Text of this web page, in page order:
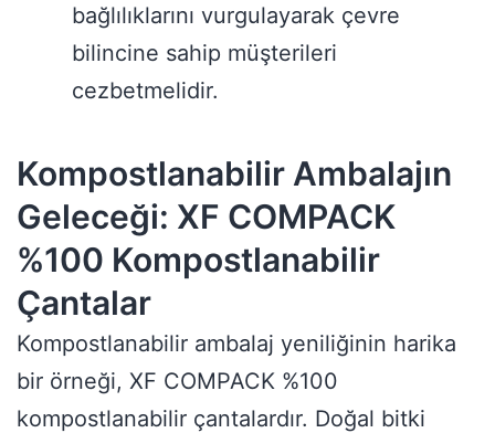
bağlılıklarını vurgulayarak çevre
bilincine sahip müşterileri
cezbetmelidir.
Kompostlanabilir Ambalajın
Geleceği: XF COMPACK
%100 Kompostlanabilir
Çantalar
Kompostlanabilir ambalaj yeniliğinin harika
bir örneği, XF COMPACK %100
kompostlanabilir çantalardır. Doğal bitki